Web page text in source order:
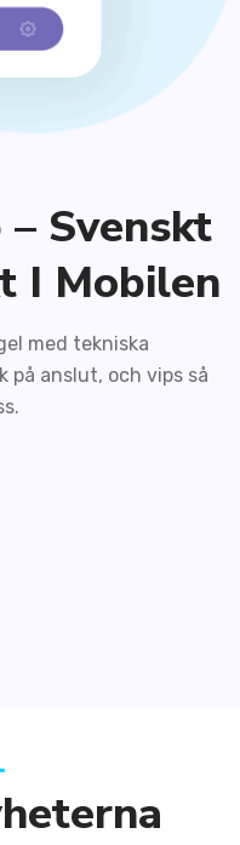
Svenskt
I Mobilen
med tekniska
på anslut, och vips så